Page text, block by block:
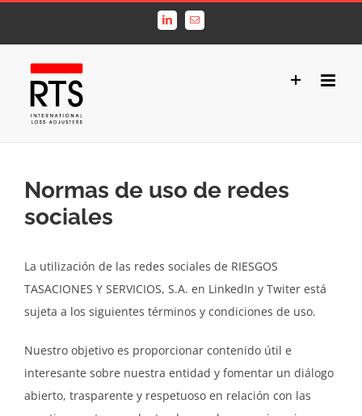
LinkedInCorreo
electrónico
Normas de uso de redes
sociales
La utilización de las redes sociales de RIESGOS
TASACIONES Y SERVICIOS, S.A. en LinkedIn y Twiter está
sujeta a los siguientes términos y condiciones de uso.
Nuestro objetivo es proporcionar contenido útil e
interesante sobre nuestra entidad y fomentar un diálogo
abierto, trasparente y respetuoso en relación con las